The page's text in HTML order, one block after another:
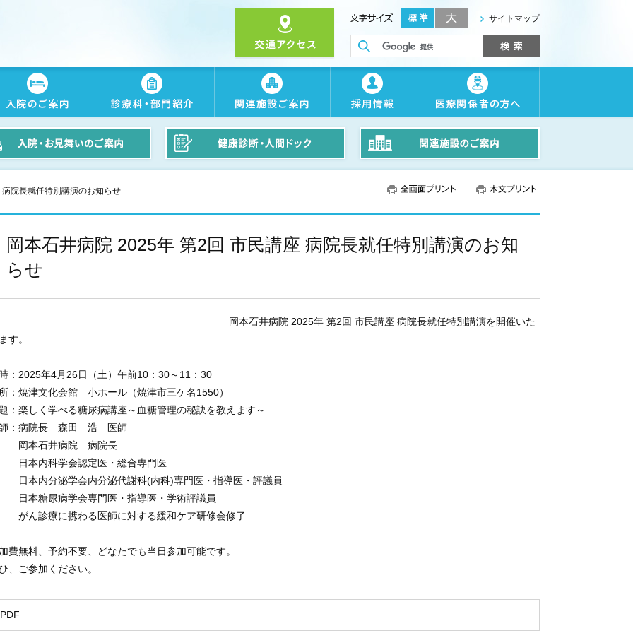
サイトマップ
院長就任特別講演のお知らせ
岡本石井病院 2025年 第2回 市民講座 病院長就任特別講演のお知
らせ
岡本石井病院 2025年 第2回 市民講座 病院長就任特別講演を開催いた
す。
：2025年4月26日（土）午前10：30～11：30
：焼津文化会館 小ホール（焼津市三ケ名1550）
：楽しく学べる糖尿病講座～血糖管理の秘訣を教えます～
：病院長 森田 浩 医師
本石井病院 病院長
本内科学会認定医・総合専門医
本内分泌学会内分泌代謝科(内科)専門医・指導医・評議員
本糖尿病学会専門医・指導医・学術評議員
ん診療に携わる医師に対する緩和ケア研修会修了
費無料、予約不要、どなたでも当日参加可能です。
、ご参加ください。
PDF